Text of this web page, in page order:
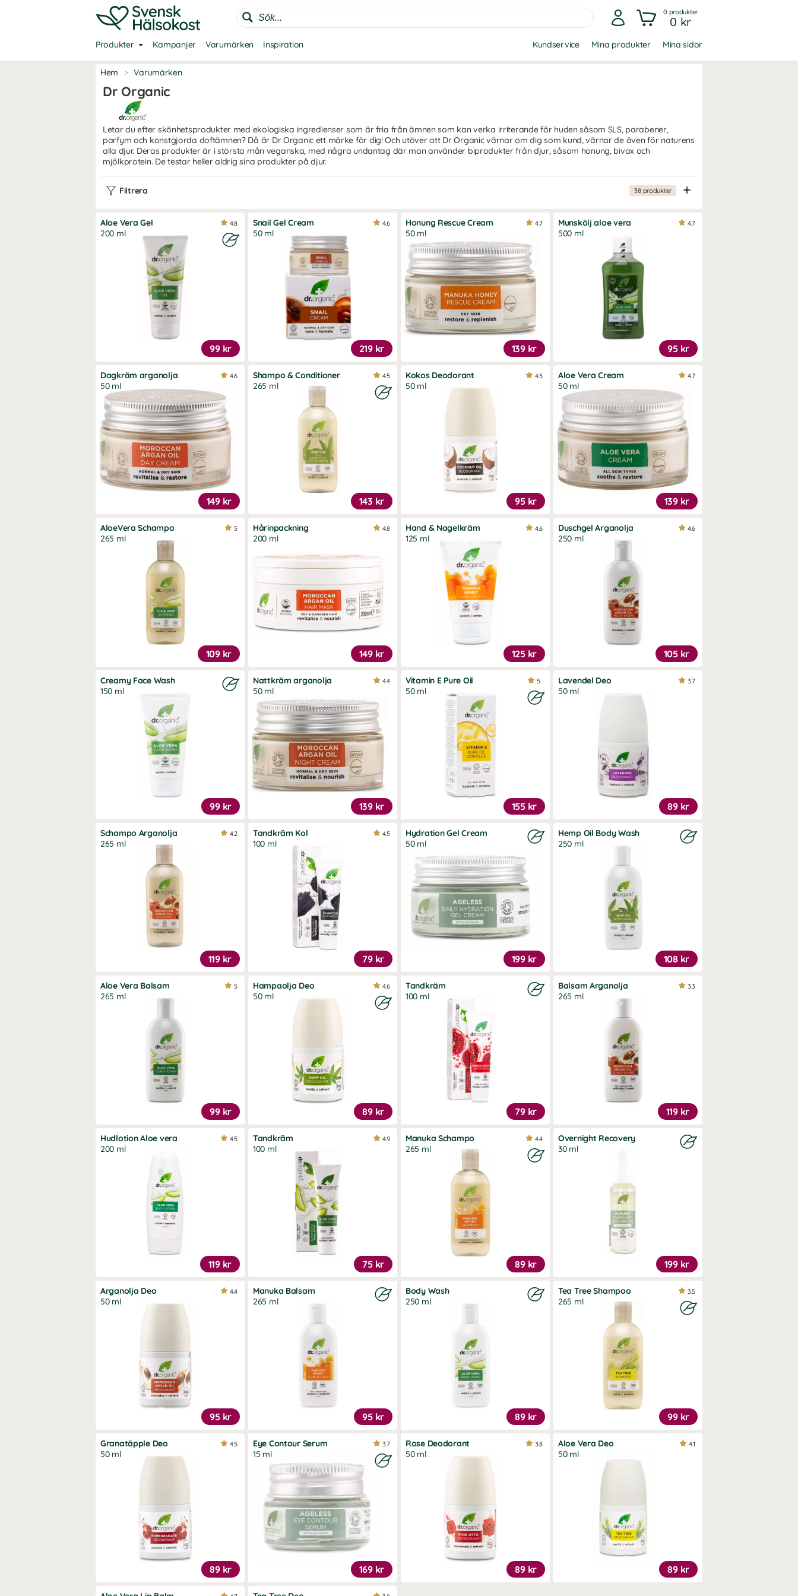
0 produkter
0 kr
Produkter Kampanjer Varumärken Inspiration Kundservice Mina produkter Mina sidor
Hem > Varumärken
Dr Organic
Letar du efter skönhetsprodukter med ekologiska ingredienser som är fria från ämnen som kan verka irriterande för huden såsom SLS, parabener,
parfym och konstgjorda doftämnen? Då är Dr Organic ett märke för dig! Och utöver att Dr Organic värnar om dig som kund, värnar de även för naturens
alla djur. Deras produkter är i största mån veganska, med några undantag där man använder biprodukter från djur, såsom honung, bivax och
mjölkprotein. De testar heller aldrig sina produkter på djur.
Filtrera 38produkter
Aloe Vera Gel
200 ml
99 kr
4.8
Snail Gel Cream
50 ml
219 kr
4.6
Honung Rescue Cream
50 ml
139 kr
4.7
Munskölj aloe vera
500 ml
95 kr
4.7
Dagkräm arganolja
50 ml
149 kr
4.6
Shampo & Conditioner
265 ml
143 kr
4.5
Kokos Deodorant
50 ml
95 kr
4.5
Aloe Vera Cream
50 ml
139 kr
4.7
AloeVera Schampo
265 ml
109 kr
5
Hårinpackning
200 ml
149 kr
4.8
Hand & Nagelkräm
125 ml
125 kr
4.6
Duschgel Arganolja
250 ml
105 kr
4.6
Creamy Face Wash
150 ml
99 kr
Nattkräm arganolja
50 ml
139 kr
4.4
Vitamin E Pure Oil
50 ml
155 kr
5
Lavendel Deo
50 ml
89 kr
3.7
Schampo Arganolja
265 ml
119 kr
4.2
Tandkräm Kol
100 ml
79 kr
4.5
Hydration Gel Cream
50 ml
199 kr
Hemp Oil Body Wash
250 ml
108 kr
Aloe Vera Balsam
265 ml
99 kr
5
Hampaolja Deo
50 ml
89 kr
4.6
Tandkräm
100 ml
79 kr
Balsam Arganolja
265 ml
119 kr
3.3
Hudlotion Aloe vera
200 ml
119 kr
4.5
Tandkräm
100 ml
75 kr
4.9
Manuka Schampo
265 ml
89 kr
4.4
Overnight Recovery
30 ml
199 kr
Arganolja Deo
50 ml
95 kr
4.4
Manuka Balsam
265 ml
95 kr
Body Wash
250 ml
89 kr
Tea Tree Shampoo
265 ml
99 kr
3.5
Granatäpple Deo
50 ml
89 kr
4.5
Eye Contour Serum
15 ml
169 kr
3.7
Rose Deodorant
50 ml
89 kr
3.8
Aloe Vera Deo
50 ml
89 kr
4.1